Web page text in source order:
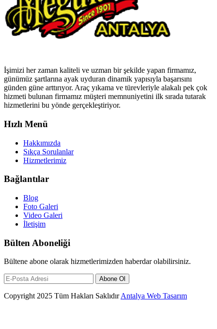
İşimizi her zaman kaliteli ve uzman bir şekilde yapan firmamız,
günümüz şartlarına ayak uyduran dinamik yapısıyla başarısını
günden güne arttırıyor. Araç yıkama ve türevleriyle alakalı pek çok
hizmeti bulunan firmamız müşteri memnuniyetini ilk sırada tutarak
hizmetlerini bu yönde gerçekleştiriyor.
Hızlı Menü
Hakkımızda
Sıkça Sorulanlar
Hizmetlerimiz
Bağlantılar
Blog
Foto Galeri
Video Galeri
İletişim
Bülten Aboneliği
Bültene abone olarak hizmetlerimizden haberdar olabilirsiniz.
Abone Ol
Copyright 2025 Tüm Hakları SaklıdırAntalya Web Tasarım